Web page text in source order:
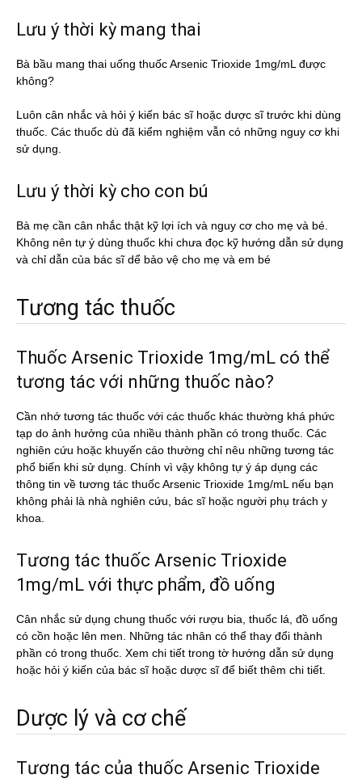
Lưu ý thời kỳ mang thai
Bà bầu mang thai uống thuốc Arsenic Trioxide 1mg/mL được
không?
Luôn cân nhắc và hỏi ý kiến bác sĩ hoặc dược sĩ trước khi dùng
thuốc. Các thuốc dù đã kiểm nghiệm vẫn có những nguy cơ khi
sử dụng.
Lưu ý thời kỳ cho con bú
Bà mẹ cần cân nhắc thật kỹ lợi ích và nguy cơ cho mẹ và bé.
Không nên tự ý dùng thuốc khi chưa đọc kỹ hướng dẫn sử dụng
và chỉ dẫn của bác sĩ dể bảo vệ cho mẹ và em bé
Tương tác thuốc
Thuốc Arsenic Trioxide 1mg/mL có thể
tương tác với những thuốc nào?
Cần nhớ tương tác thuốc với các thuốc khác thường khá phức
tạp do ảnh hưởng của nhiều thành phần có trong thuốc. Các
nghiên cứu hoặc khuyến cáo thường chỉ nêu những tương tác
phổ biến khi sử dụng. Chính vì vậy không tự ý áp dụng các
thông tin về tương tác thuốc Arsenic Trioxide 1mg/mL nếu bạn
không phải là nhà nghiên cứu, bác sĩ hoặc người phụ trách y
khoa.
Tương tác thuốc Arsenic Trioxide
1mg/mL với thực phẩm, đồ uống
Cân nhắc sử dụng chung thuốc với rượu bia, thuốc lá, đồ uống
có cồn hoặc lên men. Những tác nhân có thể thay đổi thành
phần có trong thuốc. Xem chi tiết trong tờ hướng dẫn sử dụng
hoặc hỏi ý kiến của bác sĩ hoặc dược sĩ để biết thêm chi tiết.
Dược lý và cơ chế
Tương tác của thuốc Arsenic Trioxide